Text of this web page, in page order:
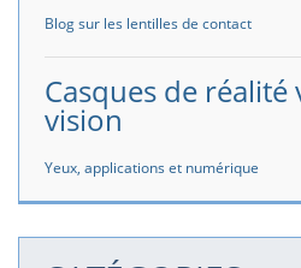
Blog sur les lentilles de contact
Casques de
vision
Yeux, applications et numérique